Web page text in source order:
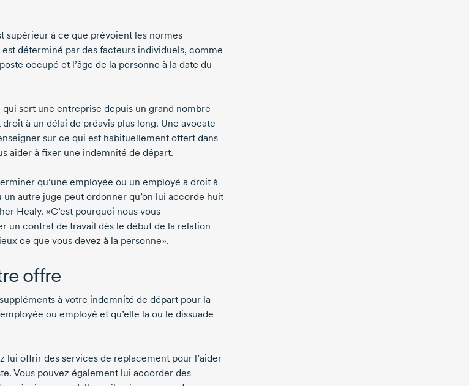
supérieur à ce que prévoient les normes
déterminé par des facteurs individuels, comme
occupé et l’âge de la personne à la date du
sert une entreprise depuis un grand nombre
droit à un délai de préavis plus long. Une avocate
sur ce qui est habituellement offert dans
aider à fixer une indemnité de départ.
qu’une employée ou un employé a droit à
un autre juge peut ordonner qu’on lui accorde huit
Healy. «C’est pourquoi nous vous
un contrat de travail dès le début de la relation
ce que vous devez à la personne».
offre
à votre indemnité de départ pour la
ou employé et qu’elle la ou le dissuade
lui offrir des services de replacement pour l’aider
Vous pouvez également lui accorder des